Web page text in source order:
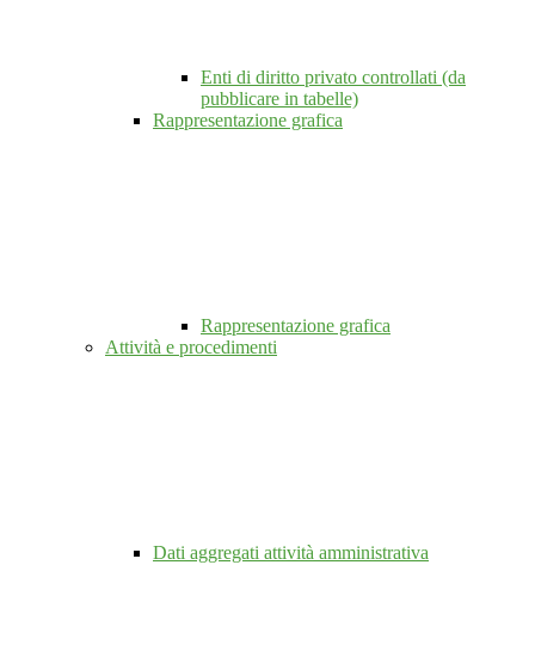
Enti di diritto privato controllati (da
pubblicare in tabelle)
Rappresentazione grafica
Rappresentazione grafica
Attività e procedimenti
Dati aggregati attività amministrativa